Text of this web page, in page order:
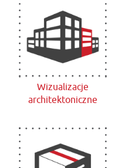
Wizualizacje
architektoniczne